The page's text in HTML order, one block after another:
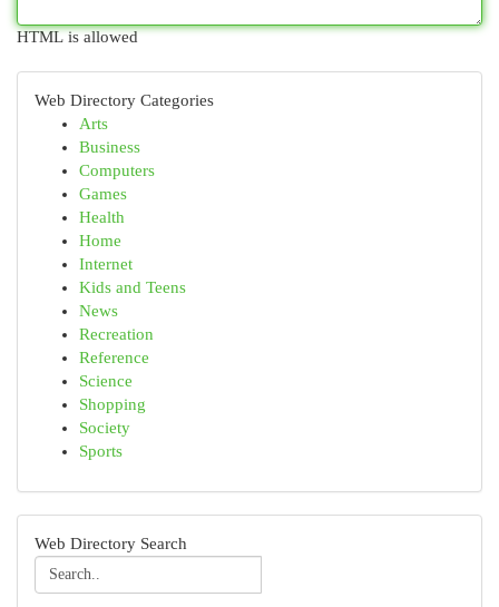
HTML is allowed
Web Directory Categories
Arts
Business
Computers
Games
Health
Home
Internet
Kids and Teens
News
Recreation
Reference
Science
Shopping
Society
Sports
Web Directory Search